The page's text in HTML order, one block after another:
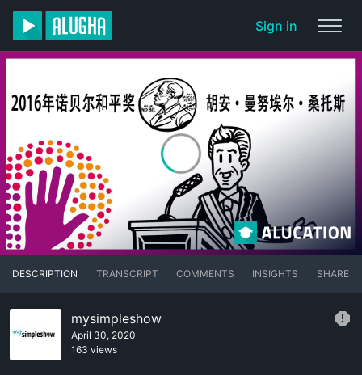
Sign in
DESCRIPTION TRANSCRIPT COMMENTS INSIGHTS SHARE
mysimpleshow
April 30, 2020
163 views